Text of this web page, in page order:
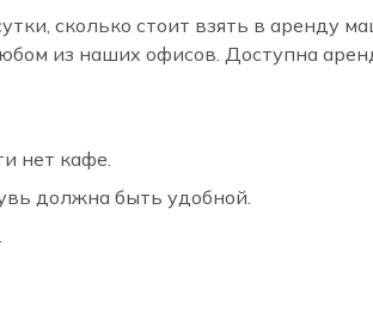
сколько стоит взять в аренду
из наших офисов. Доступна
нет кафе.
должна быть удобной.